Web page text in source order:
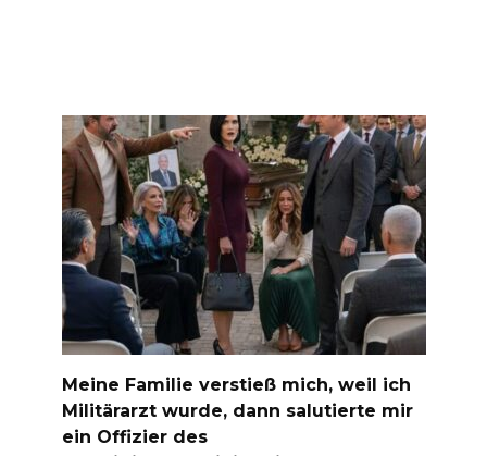
Meine Familie verstieß mich, weil ich
Militärarzt wurde, dann salutierte mir
ein Offizier des